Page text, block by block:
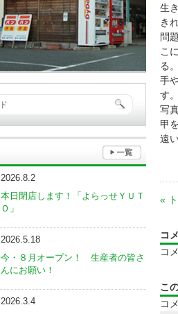
生
き
問
こ
る。
手
す
写
甲
遠
«
コ
コ
こ
コ
2026.8.2
本日閉店します！「よらっせＹＵＴ
Ｏ」
2026.5.18
今・８月オープン！ 生産者の皆さ
んにお願い！
2026.3.4